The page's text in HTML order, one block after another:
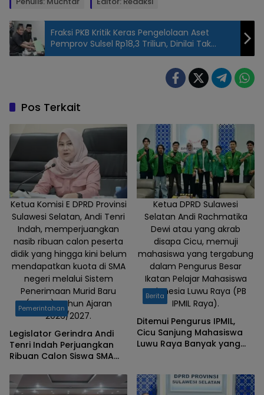
Sulsel,
dalam
paripurna
DPRD Sulsel
di ruang
rapat
sementara
DPRD
Sulsel, Jl AP
Pettarani
Makassar,
Senin
(18/5/2026)
siang.
Fraksi PKB Kritik Keras Pengelolaan Aset
Pemprov Sulsel Rp18,3 Triliun, Dinilai Tak
Maksimal
Pos Terkait
Ketua Komisi E DPRD Provinsi
Sulawesi Selatan, Andi Tenri
Indah, memperjuangkan
nasib ribuan calon peserta
didik yang hingga kini belum
mendapatkan kuota di SMA
negeri melalui Sistem
Penerimaan Murid Baru
(SPMB) Tahun Ajaran
2026/2027.
Pemerintahan
Legislator Gerindra Andi
Tenri Indah Perjuangkan
Ribuan Calon Siswa SMA
Siap Kawal ke Kementerian
Ketua DPRD Sulawesi
Selatan Andi Rachmatika
Dewi atau yang akrab
disapa Cicu, memuji
mahasiswa yang tergabung
dalam Pengurus Besar
Ikatan Pelajar Mahasiswa
Indonesia Luwu Raya (PB
IPMIL Raya).
Berita
Ditemui Pengurus IPMIL,
Cicu Sanjung Mahasiswa
Luwu Raya Banyak yang